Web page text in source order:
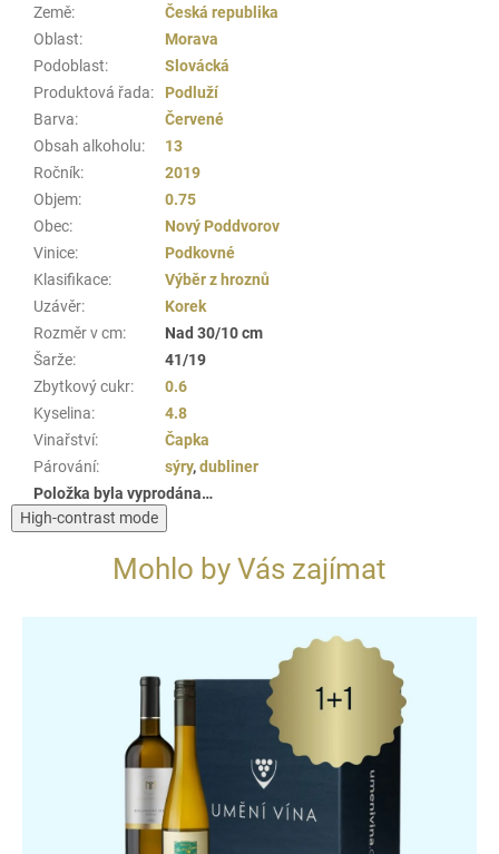
Země:
Česká republika
Oblast:
Morava
Podoblast:
Slovácká
Produktová řada:
Podluží
Barva:
Červené
Obsah alkoholu:
13
Ročník:
2019
Objem:
0.75
Obec:
Nový Poddvorov
Vinice:
Podkovné
Klasifikace:
Výběr z hroznů
Uzávěr:
Korek
Rozměr v cm:
Nad 30/10 cm
Šarže:
41/19
Zbytkový cukr:
0.6
Kyselina:
4.8
Vinařství:
Čapka
Párování: sýry,dubliner
Položka byla vyprodána…
High-contrast mode
Mohlo by Vás zajímat